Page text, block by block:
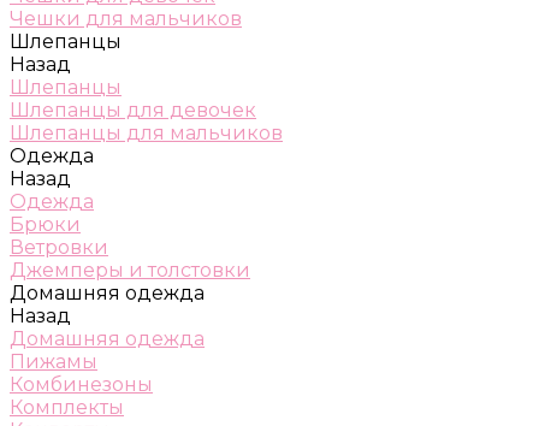
Чешки для мальчиков
Шлепанцы
Назад
Шлепанцы
Шлепанцы для девочек
Шлепанцы для мальчиков
Одежда
Назад
Одежда
Брюки
Ветровки
Джемперы и толстовки
Домашняя одежда
Назад
Домашняя одежда
Пижамы
Комбинезоны
Комплекты